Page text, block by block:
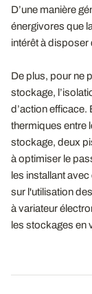
D’une manière
énergivores que la
intérêt à disposer
De plus, pour ne
stockage,
d’action efficace.
thermiques entre
stockage, deux
à optimiser le
les installant
sur l'utilisation
à variateur
les stockages en